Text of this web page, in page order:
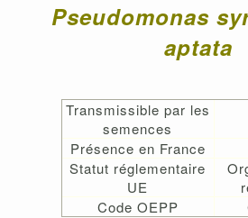
Pseudomonas
aptata
Transmissible par les
semences
Présence en France
Statut réglementaire
UE
Code OEPP